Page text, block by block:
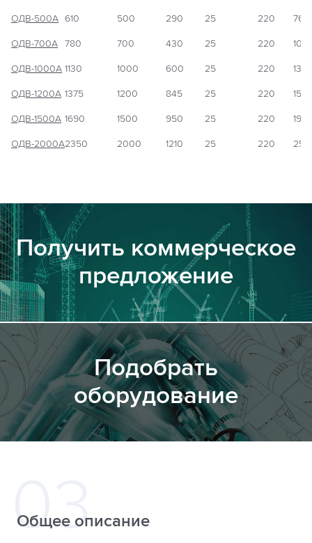
ОДВ-500А 610 500 290 25 220
ОДВ-700А 780 700 430 25 220
ОДВ-1000А 1130 1000 600 25 220
ОДВ-1200А 1375 1200 845 25 220
ОДВ-1500А 1690 1500 950 25 220
ОДВ-2000А2350 2000 1210 25 220
Получить коммерческое
предложение
Подобрать
оборудование
Общее описание